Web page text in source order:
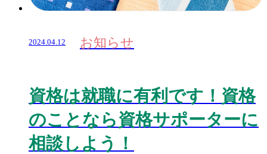
2024.04.12 お知らせ
資格は就職に有利です！資格
のことなら資格サポーターに
相談しよう！